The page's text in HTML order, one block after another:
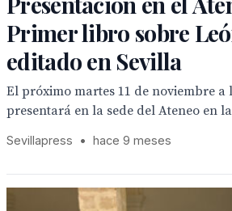
Primer libro sobre
editado en Sevilla
El próximo martes 11 de noviembre a
presentará en la sede del Ateneo en
Sevillapress • hace 9 meses